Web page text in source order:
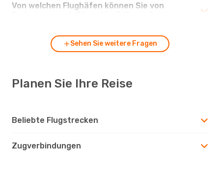
Von welchen Flughäfen können Sie von
Sehen Sie weitere Fragen
Planen Sie Ihre Reise
Beliebte Flugstrecken
Zugverbindungen